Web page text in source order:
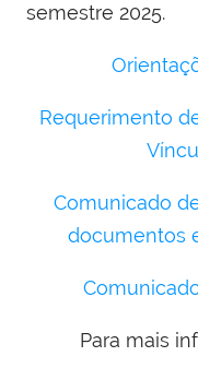
semestre 2025.
Requerimento
Comunicado
documentos
Para mais